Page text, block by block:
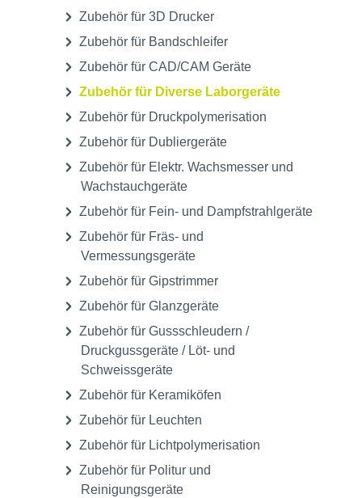
Zubehör für 3D Drucker
Zubehör für Bandschleifer
Zubehör für CAD/CAM Geräte
Zubehör für Diverse Laborgeräte
Zubehör für Druckpolymerisation
Zubehör für Dubliergeräte
Zubehör für Elektr. Wachsmesser und
Wachstauchgeräte
Zubehör für Fein- und Dampfstrahlgeräte
Zubehör für Fräs- und
Vermessungsgeräte
Zubehör für Gipstrimmer
Zubehör für Glanzgeräte
Zubehör für Gussschleudern /
Druckgussgeräte / Löt- und
Schweissgeräte
Zubehör für Keramiköfen
Zubehör für Leuchten
Zubehör für Lichtpolymerisation
Zubehör für Politur und
Reinigungsgeräte